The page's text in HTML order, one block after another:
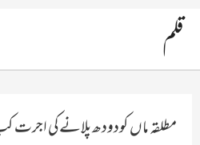
قلم
مطلقہ ماں کودودھ پلانےکی اجرت